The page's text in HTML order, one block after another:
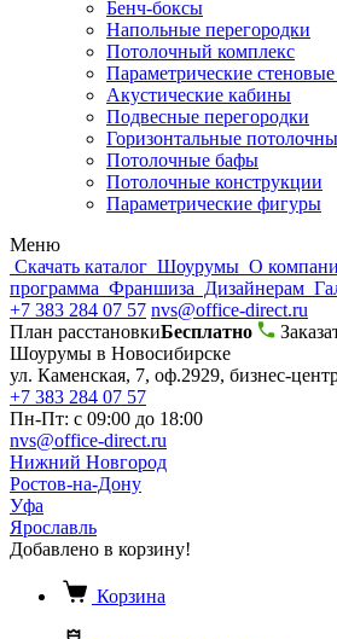
Бенч-боксы
Напольные перегородки
Потолочный комплекс
Параметрические
Акустические кабины
Подвесные перегородки
Горизонтальные
Потолочные бафы
Потолочные конструкции
Параметрические фигуры
Меню
Скачать каталог Шоурумы О
программа Франшиза Дизайнерам
+7 383 284 07 57 nvs@office-direct.ru
План расстановкиБесплатно
Шоурумы в Новосибирске
ул. Каменская, 7, оф.2929, бизнес-
+7 383 284 07 57
Пн-Пт: с 09:00 до 18:00
nvs@office-direct.ru
Нижний Новгород
Ростов-на-Дону
Уфа
Ярославль
Добавлено в корзину!
Корзина